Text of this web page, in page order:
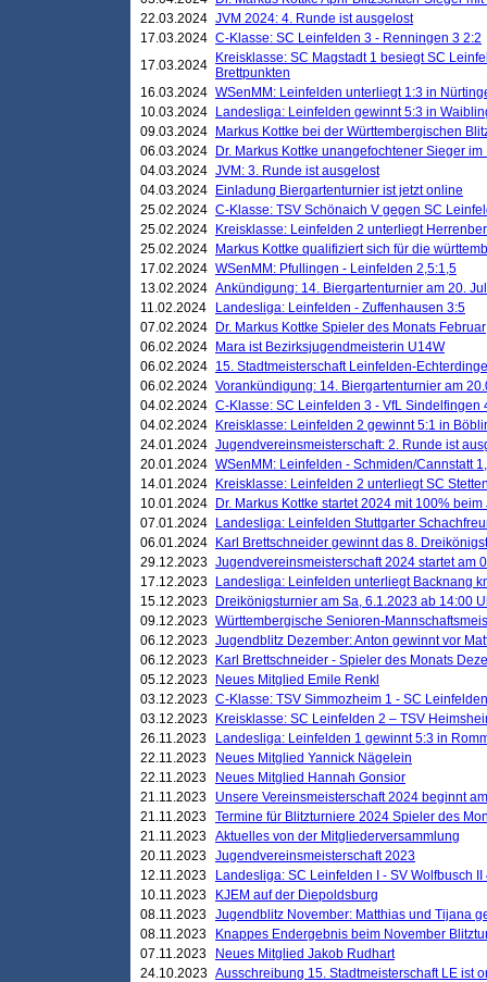
22.03.2024 JVM 2024: 4. Runde ist ausgelost
17.03.2024 C-Klasse: SC Leinfelden 3 - Renningen 3 2:2
17.03.2024
Kreisklasse: SC Magstadt 1 besiegt SC
Brettpunkten
16.03.2024 WSenMM: Leinfelden unterliegt 1:3 in
10.03.2024
Landesliga: Leinfelden gewinnt 5:3 in
09.03.2024
Markus Kottke bei der Württembergischen
06.03.2024
Dr. Markus Kottke unangefochtener Sieger
04.03.2024 JVM: 3. Runde ist ausgelost
04.03.2024
Einladung Biergartenturnier ist jetzt online
25.02.2024 C-Klasse: TSV Schönaich V gegen SC
25.02.2024
Kreisklasse: Leinfelden 2 unterliegt
25.02.2024
Markus Kottke qualifiziert sich für die
17.02.2024 WSenMM: Pfullingen - Leinfelden 2,5:1,5
13.02.2024 Ankündigung: 14. Biergartenturnier am 20.
11.02.2024
Landesliga: Leinfelden - Zuffenhausen 3:5
07.02.2024
Dr. Markus Kottke Spieler des Monats Februar
06.02.2024
Mara ist Bezirksjugendmeisterin U14W
06.02.2024 15. Stadtmeisterschaft Leinfelden-
06.02.2024 Vorankündigung: 14. Biergartenturnier am
04.02.2024 C-Klasse: SC Leinfelden 3 - VfL Sindelfingen
04.02.2024
Kreisklasse: Leinfelden 2 gewinnt 5:1 in
24.01.2024 Jugendvereinsmeisterschaft: 2. Runde ist
20.01.2024 WSenMM: Leinfelden - Schmiden/Cannstatt
14.01.2024
Kreisklasse: Leinfelden 2 unterliegt SC
10.01.2024
Dr. Markus Kottke startet 2024 mit 100%
07.01.2024
Landesliga: Leinfelden Stuttgarter
06.01.2024
Karl Brettschneider gewinnt das 8.
29.12.2023 Jugendvereinsmeisterschaft 2024 startet am
17.12.2023
Landesliga: Leinfelden unterliegt Backnang
15.12.2023
Dreikönigsturnier am Sa, 6.1.2023 ab 14:00
09.12.2023 Württembergische Senioren-
06.12.2023 Jugendblitz Dezember: Anton gewinnt vor
06.12.2023
Karl Brettschneider - Spieler des Monats
05.12.2023
Neues Mitglied Emile Renkl
03.12.2023 C-Klasse: TSV Simmozheim 1 - SC
03.12.2023
Kreisklasse: SC Leinfelden 2 – TSV
26.11.2023
Landesliga: Leinfelden 1 gewinnt 5:3 in
22.11.2023
Neues Mitglied Yannick Nägelein
22.11.2023
Neues Mitglied Hannah Gonsior
21.11.2023
Unsere Vereinsmeisterschaft 2024 beginnt
21.11.2023 Termine für Blitzturniere 2024 Spieler des
21.11.2023 Aktuelles von der Mitgliederversammlung
20.11.2023 Jugendvereinsmeisterschaft 2023
12.11.2023
Landesliga: SC Leinfelden I - SV Wolfbusch II
10.11.2023
KJEM auf der Diepoldsburg
08.11.2023 Jugendblitz November: Matthias und Tijana
08.11.2023
Knappes Endergebnis beim November
07.11.2023
Neues Mitglied Jakob Rudhart
24.10.2023 Ausschreibung 15. Stadtmeisterschaft LE ist